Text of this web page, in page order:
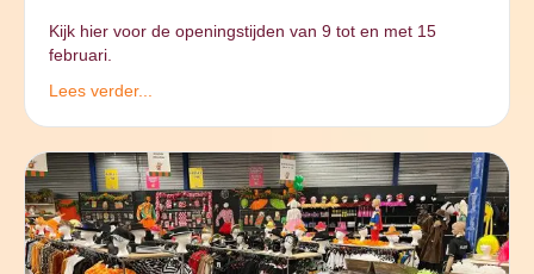
Kijk hier voor de openingstijden van 9 tot en met 15
februari.
Lees verder...